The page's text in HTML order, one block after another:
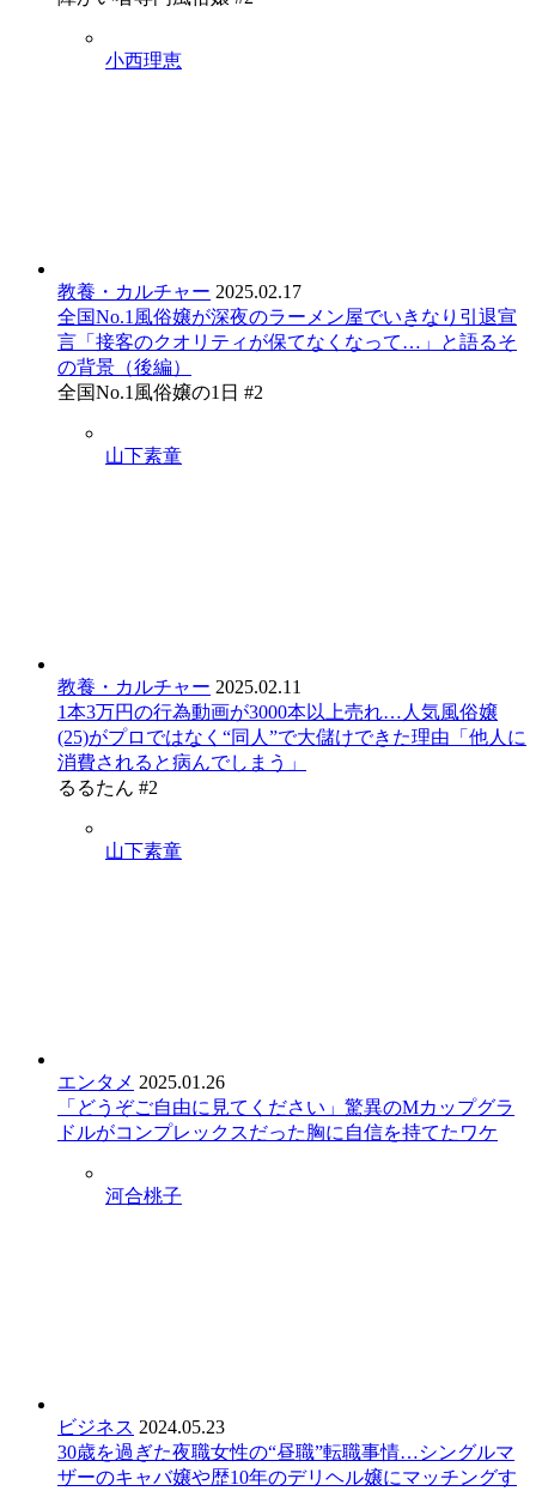
小西理恵
教養・カルチャー 2025.02.17
全国No.1風俗嬢が深夜のラーメン屋でいきなり引退宣
言「接客のクオリティが保てなくなって…」と語るそ
の背景（後編）
全国No.1風俗嬢の1日 #2
山下素童
教養・カルチャー 2025.02.11
1本3万円の行為動画が3000本以上売れ…人気風俗嬢
(25)がプロではなく“同人”で大儲けできた理由「他人に
消費されると病んでしまう」
るるたん #2
山下素童
エンタメ 2025.01.26
「どうぞご自由に見てください」驚異のMカップグラ
ドルがコンプレックスだった胸に自信を持てたワケ
河合桃子
ビジネス 2024.05.23
30歳を過ぎた夜職女性の“昼職”転職事情…シングルマ
ザーのキャバ嬢や歴10年のデリヘル嬢にマッチングす